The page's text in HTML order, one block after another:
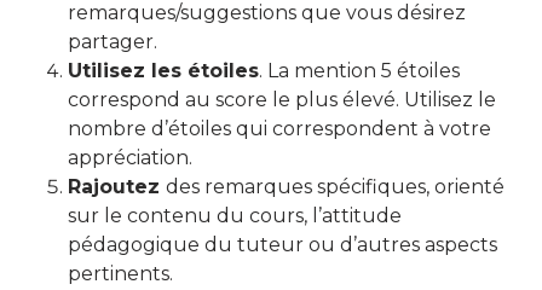
remarques/suggestions que vous désirez
partager.
Utilisez les étoiles. La mention 5 étoiles
correspond au score le plus élevé. Utilisez le
nombre d’étoiles qui correspondent à votre
appréciation.
Rajoutez des remarques spécifiques, orienté
sur le contenu du cours, l’attitude
pédagogique du tuteur ou d’autres aspects
pertinents.